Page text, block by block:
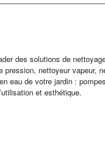
des solutions de
pression, nettoyeur vapeur,
eau de votre jardin :
et esthétique.